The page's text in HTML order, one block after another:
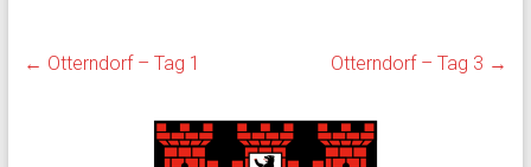
← Otterndorf – Tag 1 Otterndorf – Tag 3 →